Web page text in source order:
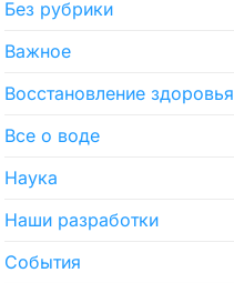
Без рубрики
Важное
Восстановление здоровья
Все о воде
Наука
Наши разработки
События